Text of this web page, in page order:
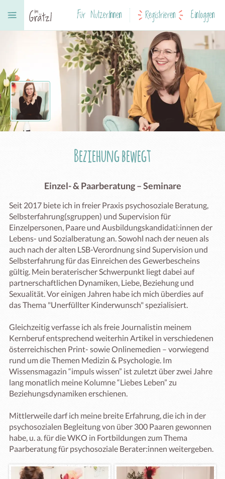
Für NutzerInnen Registrieren Einloggen
Beziehung bewegt
Einzel- & Paarberatung – Seminare
Seit 2017 biete ich in freier Praxis psychosoziale Beratung,
Selbsterfahrung(sgruppen) und Supervision für
Einzelpersonen, Paare und Ausbildungskandidati:innen der
Lebens- und Sozialberatung an. Sowohl nach der neuen als
auch nach der alten LSB-Verordnung sind Supervision und
Selbsterfahrung für das Einreichen des Gewerbescheins
gültig. Mein beraterischer Schwerpunkt liegt dabei auf
partnerschaftlichen Dynamiken, Liebe, Beziehung und
Sexualität. Vor einigen Jahren habe ich mich überdies auf
das Thema "Unerfüllter Kinderwunsch" spezialisiert.
Gleichzeitig verfasse ich als freie Journalistin meinem
Kernberuf entsprechend weiterhin Artikel in verschiedenen
österreichischen Print- sowie Onlinemedien – vorwiegend
rund um die Themen Medizin & Psychologie. Im
Wissensmagazin “impuls wissen” ist zuletzt über zwei Jahre
lang monatlich meine Kolumne “Liebes Leben” zu
Beziehungsdynamiken erschienen.
Mittlerweile darf ich meine breite Erfahrung, die ich in der
psychosozialen Begleitung von über 300 Paaren gewonnen
habe, u. a. für die WKO in Fortbildungen zum Thema
Paarberatung für psychosoziale Berater:innen weitergeben.